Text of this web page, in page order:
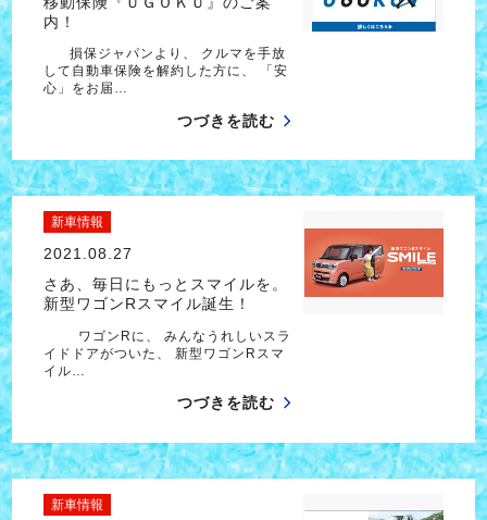
内！
損保ジャパンより、 クルマを手放
して自動車保険を解約した方に、 「安
心」をお届…
つづきを読む
新車情報
2021.08.27
さあ、毎日にもっとスマイルを。
新型ワゴンRスマイル誕生！
ワゴンRに、 みんなうれしいスラ
イドドアがついた、 新型ワゴンRスマ
イル…
つづきを読む
新車情報